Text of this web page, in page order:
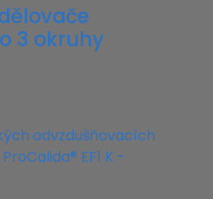
3 okruhy